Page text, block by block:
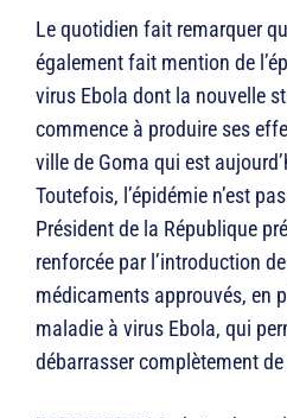
Le quotidien fait remarquer
également fait mention de
virus Ebola dont la nouvelle
commence à produire ses
ville de Goma qui est
Toutefois, l’épidémie n’est
Président de la République
renforcée par l’introduction
médicaments approuvés, en
maladie à virus Ebola, qui
débarrasser complètement